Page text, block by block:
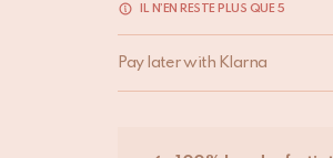
IL N’EN RESTE PLUS QUE 5
Pay later with Klarna